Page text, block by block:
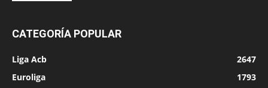
CATEGORÍA POPULAR
Liga Acb
2647
Euroliga
1793